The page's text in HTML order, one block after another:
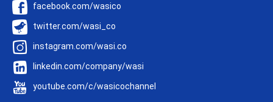
facebook.com/wasico
twitter.com/wasi_co
instagram.com/wasi.co
linkedin.com/company/wasi
youtube.com/c/wasicochannel